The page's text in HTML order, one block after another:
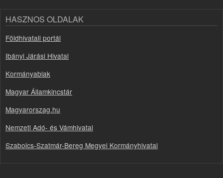
HASZNOS OLDALAK
Földhivatali portál
Ibányi Járási Hivatal
Kormányablak
Magyar Államkincstár
Magyarorszag.hu
Nemzeti Adó- és Vámhivatal
Szabolcs-Szatmár-Bereg Megyei Kormányhivatal